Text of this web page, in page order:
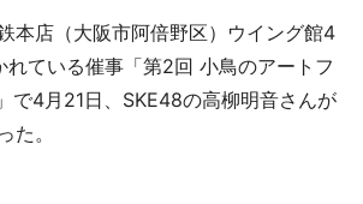
本店（大阪市阿倍野区）ウイング館4
ている催事「第2回 小鳥のアートフ
で4月21日、SKE48の高柳明音さんが
た。